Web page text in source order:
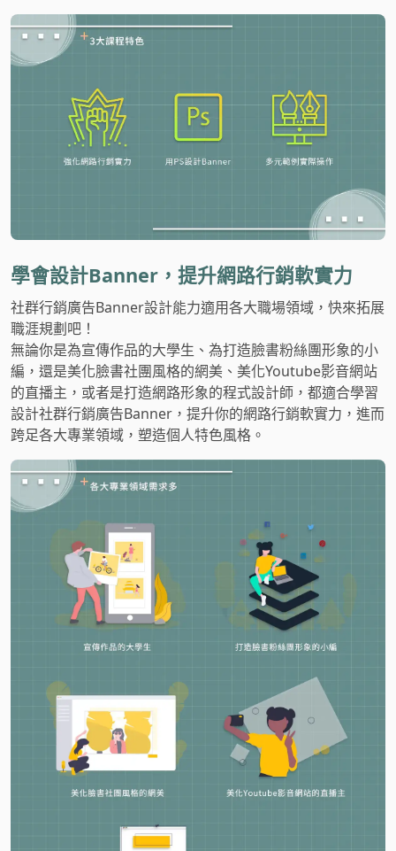
學會設計Banner，提升網路行銷軟實力
社群行銷廣告Banner設計能力適用各大職場領域，快來拓展
職涯規劃吧！
無論你是為宣傳作品的大學生、為打造臉書粉絲團形象的小
編，還是美化臉書社團風格的網美、美化Youtube影音網站
的直播主，或者是打造網路形象的程式設計師，都適合學習
設計社群行銷廣告Banner，提升你的網路行銷軟實力，進而
跨足各大專業領域，塑造個人特色風格。